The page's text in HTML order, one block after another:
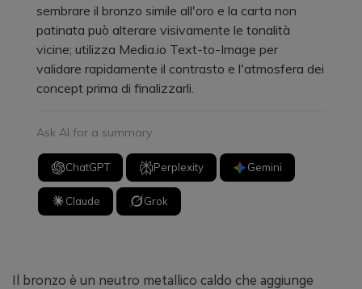
sembrare il bronzo simile all'oro e la carta non
patinata può alterare visivamente le tonalità
vicine; utilizza Media.io Text-to-Image per
validare rapidamente il contrasto e l'atmosfera dei
concept prima di finalizzarli.
Ask AI for a summary
ChatGPT Perplexity Gemini
Claude Grok
Il bronzo è un neutro metallico caldo che aggiunge